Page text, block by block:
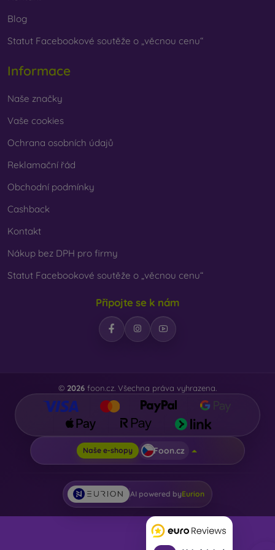
Blog
Statut Facebookové soutěže o „věcnou cenu“
Informace
Naše značky
Vaše cookies
Ochrana osobních údajů
Reklamační řád
Obchodní podmínky
Cashback
Kontakt
Nákup bez DPH pro firmy
Statut Facebookové soutěže o „věcnou cenu“
Připojte se k nám
© 2026 foon.cz. Všechna práva vyhrazena.
Naše e-shopy Foon.cz
AI powered byEurion